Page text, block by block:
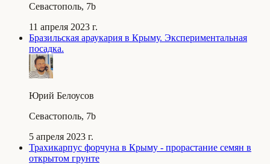
Севастополь, 7b
11 апреля 2023 г.
Бразильская араукария в Крыму. Экспериментальная
посадка.
Юрий Белоусов
Севастополь, 7b
5 апреля 2023 г.
Трахикарпус форчуна в Крыму - прорастание семян в
открытом грунте